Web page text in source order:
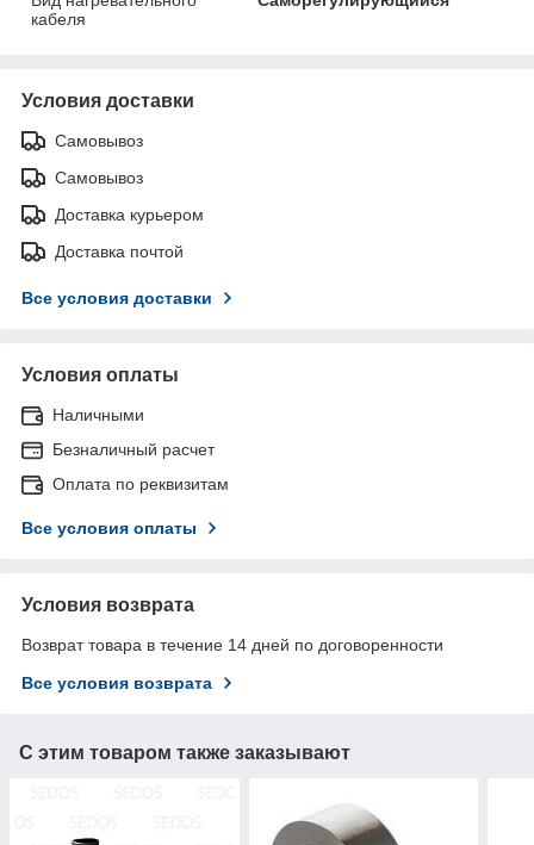
кабеля
Условия доставки
Самовывоз
Самовывоз
Доставка курьером
Доставка почтой
Все условия доставки
Условия оплаты
Наличными
Безналичный расчет
Оплата по реквизитам
Все условия оплаты
Условия возврата
Возврат товара в течение 14 дней по договоренности
Все условия возврата
С этим товаром также заказывают